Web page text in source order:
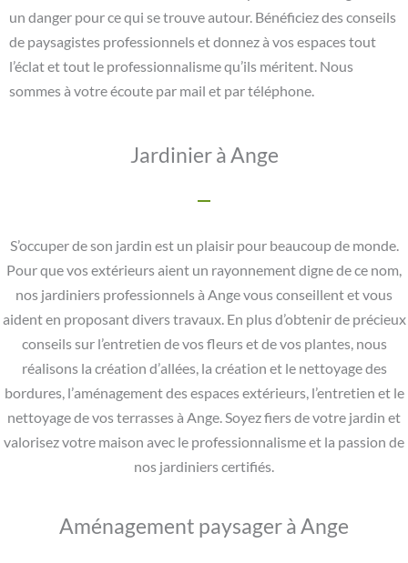
un danger pour ce qui se trouve autour. Bénéficiez des conseils
de paysagistes professionnels et donnez à vos espaces tout
l’éclat et tout le professionnalisme qu’ils méritent. Nous
sommes à votre écoute par mail et par téléphone.
Jardinier à Ange
S’occuper de son jardin est un plaisir pour beaucoup de monde.
Pour que vos extérieurs aient un rayonnement digne de ce nom,
nos jardiniers professionnels à Ange vous conseillent et vous
aident en proposant divers travaux. En plus d’obtenir de précieux
conseils sur l’entretien de vos fleurs et de vos plantes, nous
réalisons la création d’allées, la création et le nettoyage des
bordures, l’aménagement des espaces extérieurs, l’entretien et le
nettoyage de vos terrasses à Ange. Soyez fiers de votre jardin et
valorisez votre maison avec le professionnalisme et la passion de
nos jardiniers certifiés.
Aménagement paysager à Ange